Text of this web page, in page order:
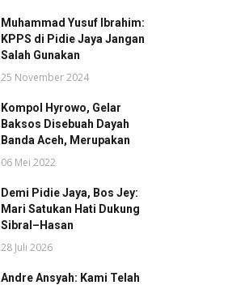
Muhammad Yusuf Ibrahim:
KPPS di Pidie Jaya Jangan
Salah Gunakan
25 November 2024
Kompol Hyrowo, Gelar
Baksos Disebuah Dayah
Banda Aceh, Merupakan
06 Mei 2022
Demi Pidie Jaya, Bos Jey:
Mari Satukan Hati Dukung
Sibral–Hasan
28 Juli 2026
Andre Ansyah: Kami Telah